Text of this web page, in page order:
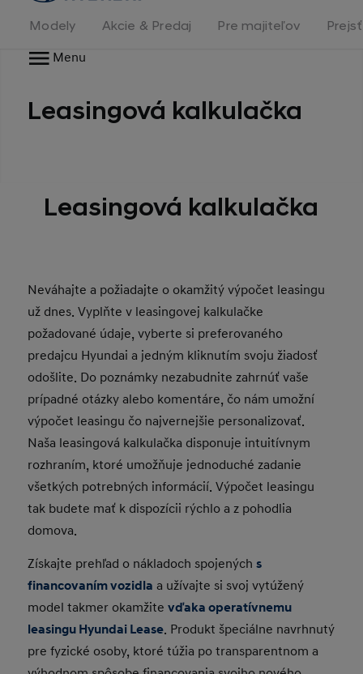
stránka
Modely Akcie & Predaj Pre majiteľov
Menu
Leasingová kalkulačka
Leasingová kalkulačka
Neváhajte a požiadajte o okamžitý výpočet leasingu
už dnes. Vyplňte v leasingovej kalkulačke
požadované údaje, vyberte si preferovaného
predajcu Hyundai a jedným kliknutím svoju žiadosť
odošlite. Do poznámky nezabudnite zahrnúť vaše
prípadné otázky alebo komentáre, čo nám umožní
výpočet leasingu čo najvernejšie personalizovať.
Naša leasingová kalkulačka disponuje intuitívnym
rozhraním, ktoré umožňuje jednoduché zadanie
všetkých potrebných informácií. Výpočet leasingu
tak budete mať k dispozícii rýchlo a z pohodlia
domova.
Získajte prehľad o nákladoch spojenýchs
financovaním vozidla a užívajte si svoj vytúžený
model takmer okamžitevďaka operatívnemu
leasingu Hyundai Lease. Produkt špeciálne navrhnutý
pre fyzické osoby, ktoré túžia po transparentnom a